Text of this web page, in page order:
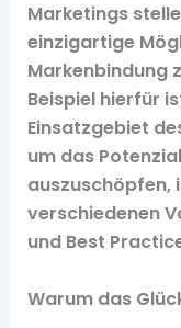
Marketings
einzigartige
Markenbindung
Beispiel hierfür
Einsatzgebiet
um das
auszuschöpfen,
verschiedenen
und Best
Warum das